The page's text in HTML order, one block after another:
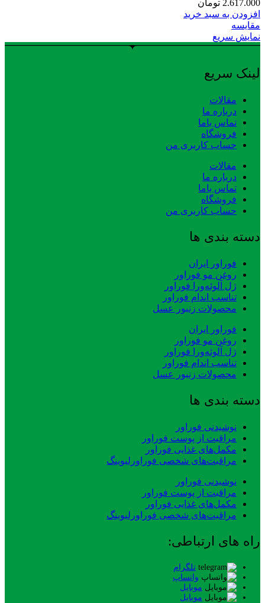
2.617.000 تومان
افزودن به سبد خرید
مقایسه
نمایش سریع
لینک سریع
مقالات
درباره ما
تماس باما
فروشگاه
حساب کاربری من
مقالات
درباره ما
تماس باما
فروشگاه
حساب کاربری من
دسته بندی ها
فوراور ایران
روغن مو فوراور
ژل آلوئه‌ورا فوراور
تناسب اندام فوراور
محصولات زنبور عسل
فوراور ایران
روغن مو فوراور
ژل آلوئه‌ورا فوراور
تناسب اندام فوراور
محصولات زنبور عسل
دسته بندی ها
نوشیدنی فوراور
مراقبت از پوست فوراور
مکمل‌های غذایی فوراور
مراقبت‌های شخصی فوراورلیوینگ
نوشیدنی فوراور
مراقبت از پوست فوراور
مکمل‌های غذایی فوراور
مراقبت‌های شخصی فوراورلیوینگ
راه های ارتباطی:
تلگرام
واتساپ
موبایل
موبایل